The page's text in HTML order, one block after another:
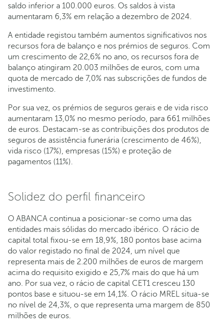
saldo inferior a 100.000 euros. Os saldos à vista
aumentaram 6,3% em relação a dezembro de 2024.
A entidade registou também aumentos significativos nos
recursos fora de balanço e nos prémios de seguros. Com
um crescimento de 22,6% no ano, os recursos fora de
balanço atingiram 20.003 milhões de euros, com uma
quota de mercado de 7,0% nas subscrições de fundos de
investimento.
Por sua vez, os prémios de seguros gerais e de vida risco
aumentaram 13,0% no mesmo período, para 661 milhões
de euros. Destacam-se as contribuições dos produtos de
seguros de assistência funerária (crescimento de 46%),
vida risco (17%), empresas (15%) e proteção de
pagamentos (11%).
Solidez do perfil financeiro
O ABANCA continua a posicionar-se como uma das
entidades mais sólidas do mercado ibérico. O rácio de
capital total fixou-se em 18,9%, 180 pontos base acima
do valor registado no final de 2024, um nível que
representa mais de 2.200 milhões de euros de margem
acima do requisito exigido e 25,7% mais do que há um
ano. Por sua vez, o rácio de capital CET1 cresceu 130
pontos base e situou-se em 14,1%. O rácio MREL situa-se
no nível de 24,3%, o que representa uma margem de 850
milhões de euros.